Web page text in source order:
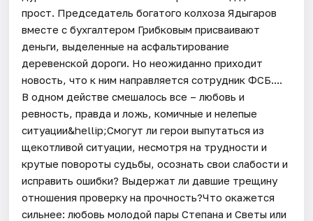
прост. Председатель богатого колхоза Ядыгаров
вместе с бухгалтером Грибковым присваивают
деньги, выделенные на асфальтирование
деревенской дороги. Но неожиданно приходит
новость, что к ним направляется сотрудник ФСБ....
В одном действе смешалось все – любовь и
ревность, правда и ложь, комичные и нелепые
ситуации&hellip;Смогут ли герои выпутаться из
щекотливой ситуации, несмотря на трудности и
крутые повороты судьбы, осознать свои слабости и
исправить ошибки? Выдержат ли давшие трещину
отношения проверку на прочность?Что окажется
сильнее: любовь молодой пары Степана и Светы или